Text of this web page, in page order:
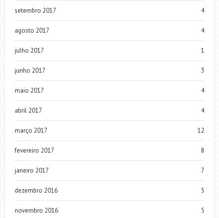
setembro 2017 4
agosto 2017 4
julho 2017 1
junho 2017 3
maio 2017 4
abril 2017 4
março 2017 12
fevereiro 2017 8
janeiro 2017 7
dezembro 2016 5
novembro 2016 5